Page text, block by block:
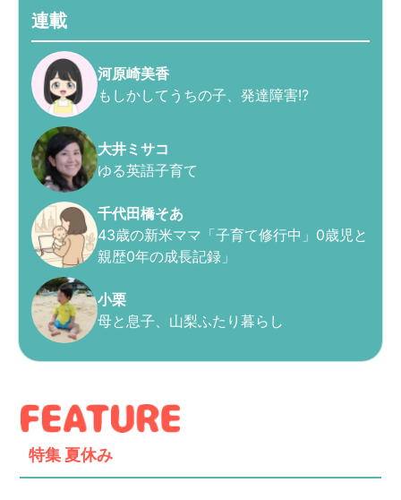
連載
河原崎美香
もしかしてうちの子、発達障害!?
大井ミサコ
ゆる英語子育て
千代田橋そあ
43歳の新米ママ「子育て修行中」0歳児と
親歴0年の成長記録」
小栗
母と息子、山梨ふたり暮らし
特集 夏休み